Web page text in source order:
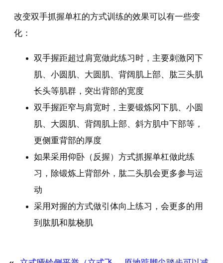
改变双手抓握单杠的方式训练的效果可以有一些变
化：
双手握距超过肩宽做此练习时，主要刺激冈下
肌、小圆肌、大圆肌、背阔肌上部、肱三头肌
长头等肌群，突出背部的宽度
双手握距窄与肩宽时，主要锻炼冈下肌、小圆
肌、大圆肌、背阔肌上部、斜方肌中下部等，
更侧重背部的厚度
如果采用仰卧（反握）方式抓握单杠做此练
习，除锻炼上背部外，肱二头肌会更多参与运
动
采用对握的方式做引体向上练习，会更多的用
到肱肌和肱桡肌